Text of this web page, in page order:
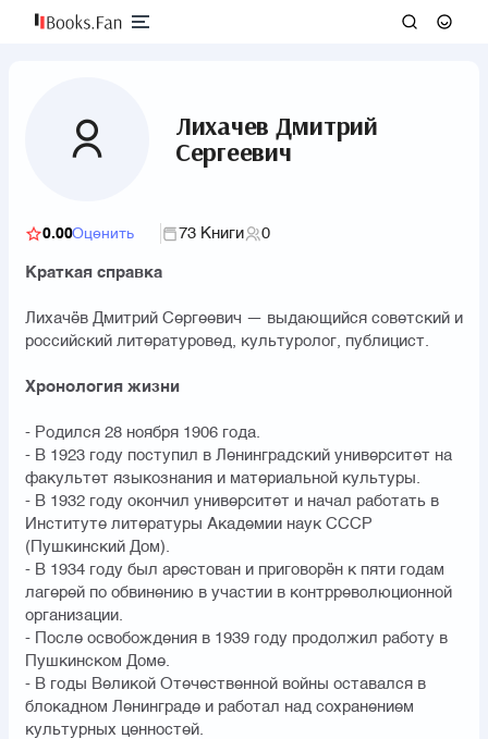
Лихачев Дмитрий
Сергеевич
0.00Оценить 73 Книги 0
Краткая справка
Лихачёв Дмитрий Сергеевич — выдающийся советский и
российский литературовед, культуролог, публицист.
Хронология жизни
- Родился 28 ноября 1906 года.
- В 1923 году поступил в Ленинградский университет на
факультет языкознания и материальной культуры.
- В 1932 году окончил университет и начал работать в
Институте литературы Академии наук СССР
(Пушкинский Дом).
- В 1934 году был арестован и приговорён к пяти годам
лагерей по обвинению в участии в контрреволюционной
организации.
- После освобождения в 1939 году продолжил работу в
Пушкинском Доме.
- В годы Великой Отечественной войны оставался в
блокадном Ленинграде и работал над сохранением
культурных ценностей.